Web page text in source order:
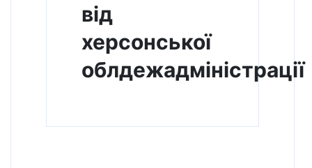
від
херсонської
облдежадміністрації